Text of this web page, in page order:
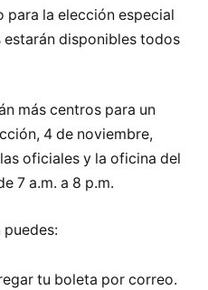
la elección especial
disponibles todos
más centros para un
4 de noviembre,
oficiales y la oficina del
7 a.m. a 8 p.m.
tu boleta por correo.